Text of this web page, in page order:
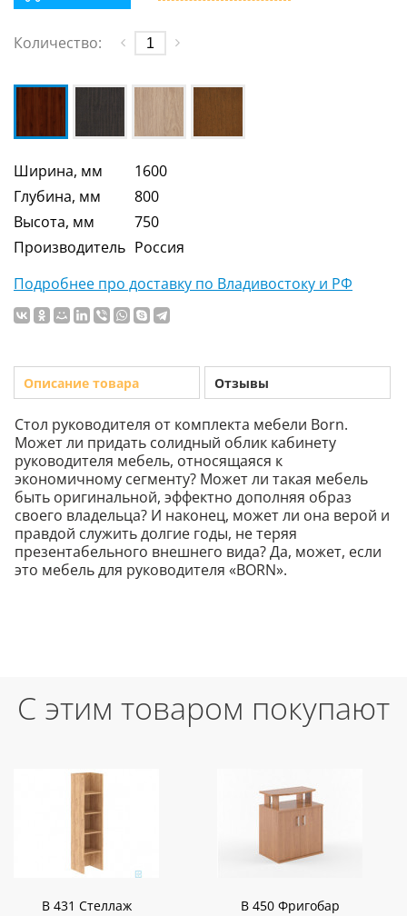
Количество:
Ширина, мм
1600
Глубина, мм
800
Высота, мм
750
Производитель Россия
Подробнее про доставку по Владивостоку и РФ
Описание товара Отзывы
Стол руководителя от комплекта мебели Born.
Может ли придать солидный облик кабинету
руководителя мебель, относящаяся к
экономичному сегменту? Может ли такая мебель
быть оригинальной, эффектно дополняя образ
своего владельца? И наконец, может ли она верой и
правдой служить долгие годы, не теряя
презентабельного внешнего вида? Да, может, если
это мебель для руководителя «BORN».
С этим товаром покупают
B 431 Стеллаж B 450 Фригобар